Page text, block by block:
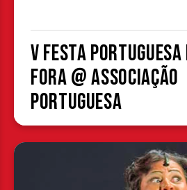
V Festa Portuguesa
Fora @ Associação
Portuguesa